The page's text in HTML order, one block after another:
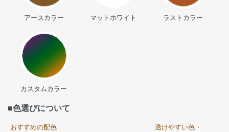
アースカラー マットホワイト ラストカラー
カスタムカラー
■色選びについて
おすすめの配色
透けやすい色・